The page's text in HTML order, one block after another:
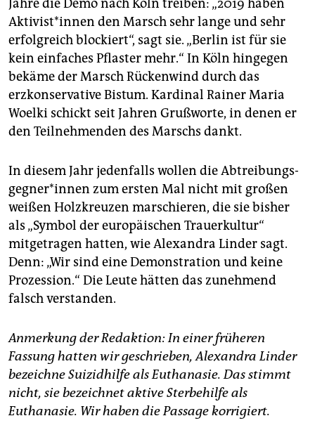
Jahre die Demo nach Köln treiben: „2019 haben
Ak­ti­vis­t*in­nen den Marsch sehr lange und sehr
erfolgreich blockiert“, sagt sie. „Berlin ist für sie
kein einfaches Pflaster mehr.“ In Köln hingegen
bekäme der Marsch Rückenwind durch das
erzkonservative Bistum. Kardinal Rainer Maria
Woelki schickt seit Jahren Grußworte, in denen er
den Teilnehmenden des Marschs dankt.
In diesem Jahr jedenfalls wollen die Ab­trei­bungs­
geg­ne­r*in­nen zum ersten Mal nicht mit großen
weißen Holzkreuzen marschieren, die sie bisher
als „Symbol der europäischen Trauerkultur“
mitgetragen hatten, wie Alexandra Linder sagt.
Denn: „Wir sind eine Demonstration und keine
Prozession.“ Die Leute hätten das zunehmend
falsch verstanden.
Anmerkung der Redaktion: In einer früheren
Fassung hatten wir geschrieben, Alexandra Linder
bezeichne Suizidhilfe als Euthanasie. Das stimmt
nicht, sie bezeichnet aktive Sterbehilfe als
Euthanasie. Wir haben die Passage korrigiert.